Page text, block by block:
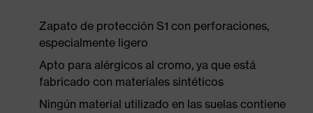
Zapato de protección S1 con perforaciones,
especialmente ligero
Apto para alérgicos al cromo, ya que está
fabricado con materiales sintéticos
Ningún material utilizado en las suelas contiene